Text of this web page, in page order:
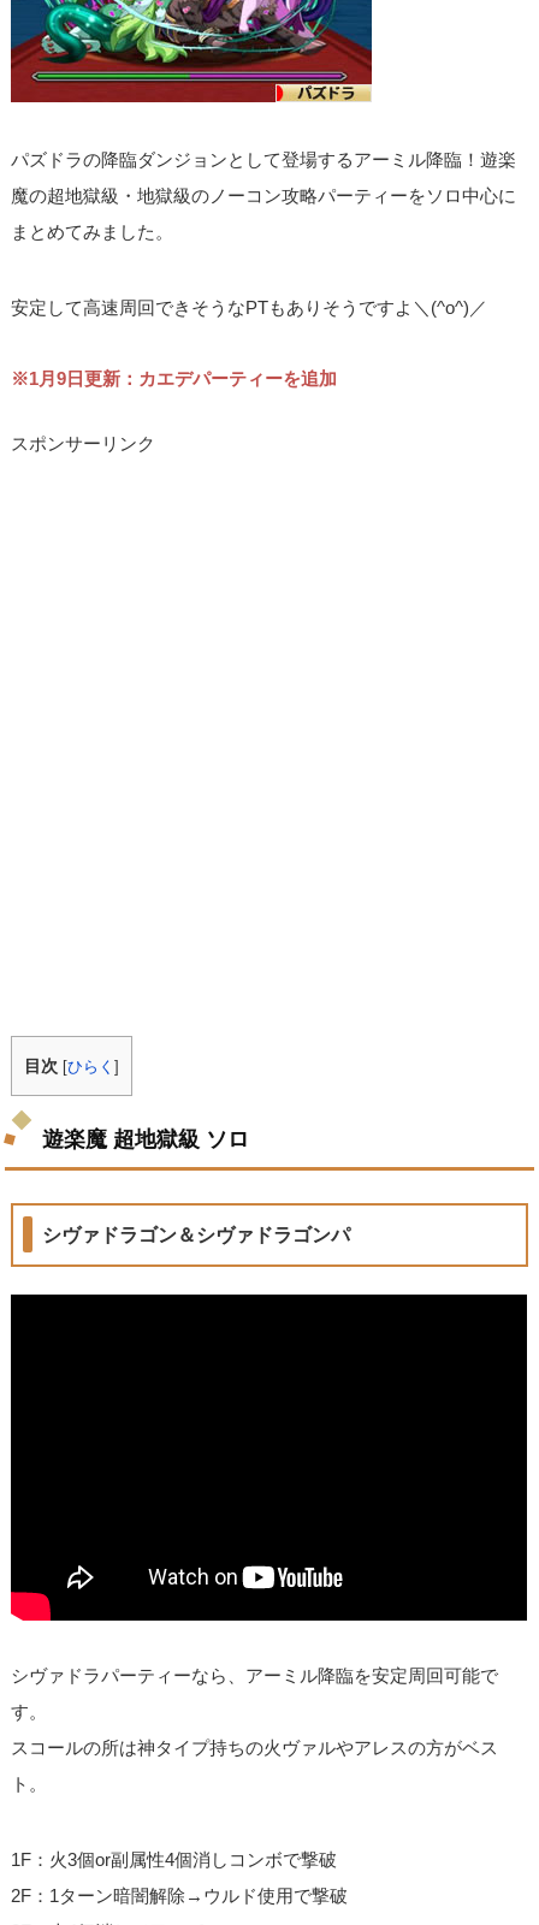
パズドラの降臨ダンジョンとして登場するアーミル降臨！遊楽
魔の超地獄級・地獄級のノーコン攻略パーティーをソロ中心に
まとめてみました。
安定して高速周回できそうなPTもありそうですよ＼(^o^)／
※1月9日更新：カエデパーティーを追加
スポンサーリンク
目次 [ひらく]
遊楽魔 超地獄級 ソロ
シヴァドラゴン＆シヴァドラゴンパ
シヴァドラパーティーなら、アーミル降臨を安定周回可能で
す。
スコールの所は神タイプ持ちの火ヴァルやアレスの方がベス
ト。
1F：火3個or副属性4個消しコンボで撃破
2F：1ターン暗闇解除→ウルド使用で撃破